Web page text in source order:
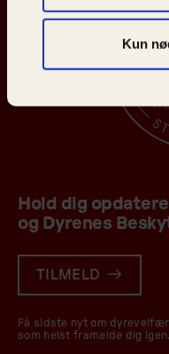
Kun
Hold dig
og Dyrenes
TILMELD
Få sidste nyt om
som helst framelde dig igen.